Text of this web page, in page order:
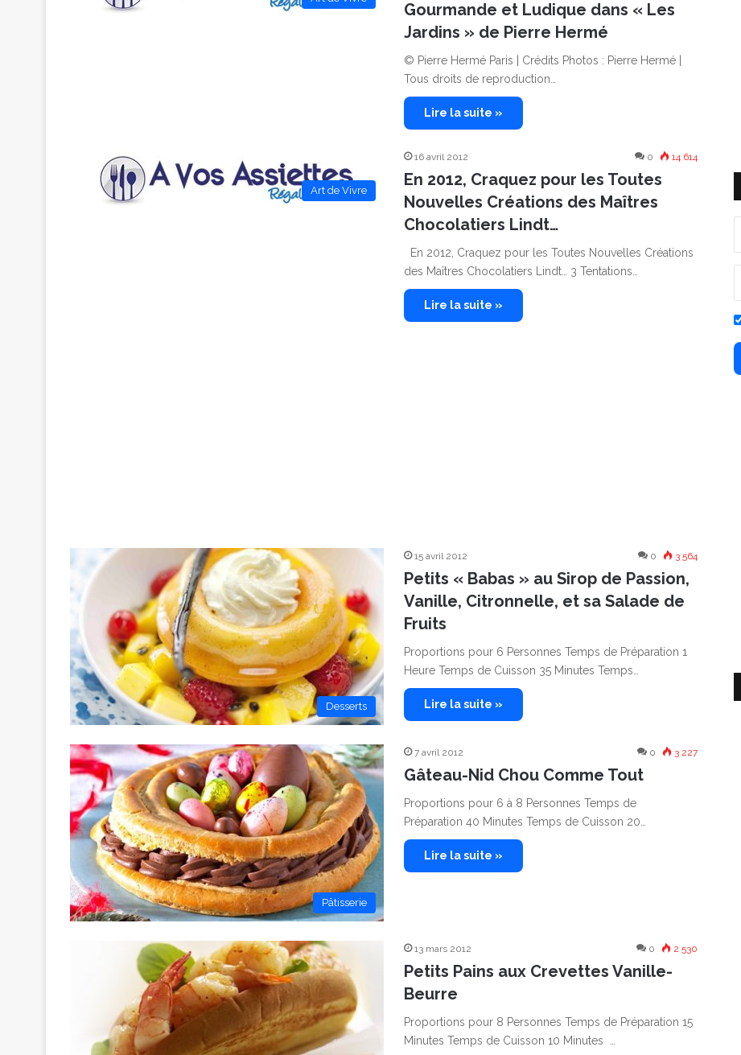
Gourmande et Ludique dans « Les
Jardins » de Pierre Hermé
© Pierre Hermé Paris | Crédits Photos : Pierre Hermé |
Tous droits de reproduction…
Lire la suite »
Art de Vivre
16 avril 2012 0 14 614
En 2012, Craquez pour les Toutes
Nouvelles Créations des Maîtres
Chocolatiers Lindt…
En 2012, Craquez pour les Toutes Nouvelles Créations
des Maîtres Chocolatiers Lindt… 3 Tentations…
Lire la suite »
Desserts
15 avril 2012 0 3 564
Petits « Babas » au Sirop de Passion,
Vanille, Citronnelle, et sa Salade de
Fruits
Proportions pour 6 Personnes Temps de Préparation 1
Heure Temps de Cuisson 35 Minutes Temps…
Lire la suite »
Pâtisserie
7 avril 2012 0 3 227
Gâteau-Nid Chou Comme Tout
Proportions pour 6 à 8 Personnes Temps de
Préparation 40 Minutes Temps de Cuisson 20…
Lire la suite »
13 mars 2012 0 2 530
Petits Pains aux Crevettes Vanille-
Beurre
Proportions pour 8 Personnes Temps de Préparation 15
Minutes Temps de Cuisson 10 Minutes …